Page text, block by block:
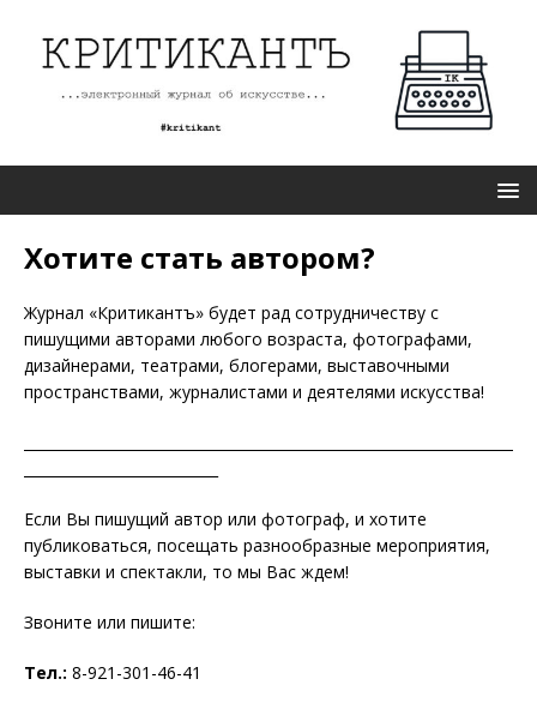
Хотите стать автором?
Журнал «Критикантъ» будет рад сотрудничеству с
пишущими авторами любого возраста, фотографами,
дизайнерами, театрами, блогерами, выставочными
пространствами, журналистами и деятелями искусства!
Если Вы пишущий автор или фотограф, и хотите
публиковаться, посещать разнообразные мероприятия,
выставки и спектакли, то мы Вас ждем!
Звоните или пишите:
Тел.: 8-921-301-46-41